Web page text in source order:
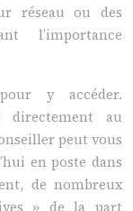
réseau ou des
l’importance
y accéder.
directement au
peut vous
en poste dans
de nombreux
» de la part